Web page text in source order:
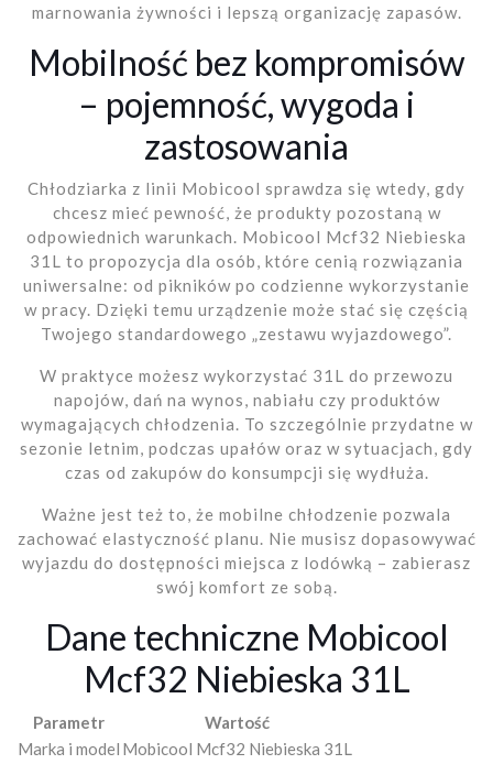
marnowania żywności i lepszą organizację zapasów.
Mobilność bez kompromisów
– pojemność, wygoda i
zastosowania
Chłodziarka z linii Mobicool sprawdza się wtedy, gdy
chcesz mieć pewność, że produkty pozostaną w
odpowiednich warunkach. Mobicool Mcf32 Niebieska
31L to propozycja dla osób, które cenią rozwiązania
uniwersalne: od pikników po codzienne wykorzystanie
w pracy. Dzięki temu urządzenie może stać się częścią
Twojego standardowego „zestawu wyjazdowego”.
W praktyce możesz wykorzystać 31L do przewozu
napojów, dań na wynos, nabiału czy produktów
wymagających chłodzenia. To szczególnie przydatne w
sezonie letnim, podczas upałów oraz w sytuacjach, gdy
czas od zakupów do konsumpcji się wydłuża.
Ważne jest też to, że mobilne chłodzenie pozwala
zachować elastyczność planu. Nie musisz dopasowywać
wyjazdu do dostępności miejsca z lodówką – zabierasz
swój komfort ze sobą.
Dane techniczne Mobicool
Mcf32 Niebieska 31L
Parametr
Wartość
Marka i model Mobicool Mcf32 Niebieska 31L